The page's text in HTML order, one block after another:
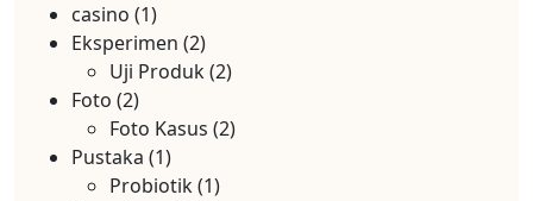
casino (1)
Eksperimen (2)
Uji Produk(2)
Foto (2)
Foto Kasus (2)
Pustaka (1)
Probiotik(1)